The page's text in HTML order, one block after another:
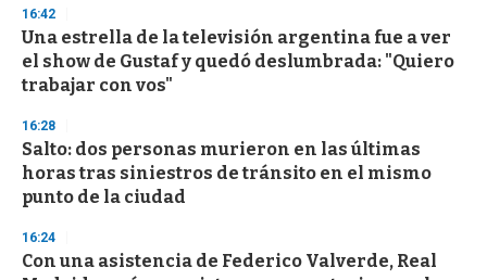
s
e
c
o
n
16:42
Una estrella de la televisión argentina fue a ver
el show de Gustaf y quedó deslumbrada: "Quiero
trabajar con vos"
16:28
Salto: dos personas murieron en las últimas
horas tras siniestros de tránsito en el mismo
punto de la ciudad
16:24
Con una asistencia de Federico Valverde, Real